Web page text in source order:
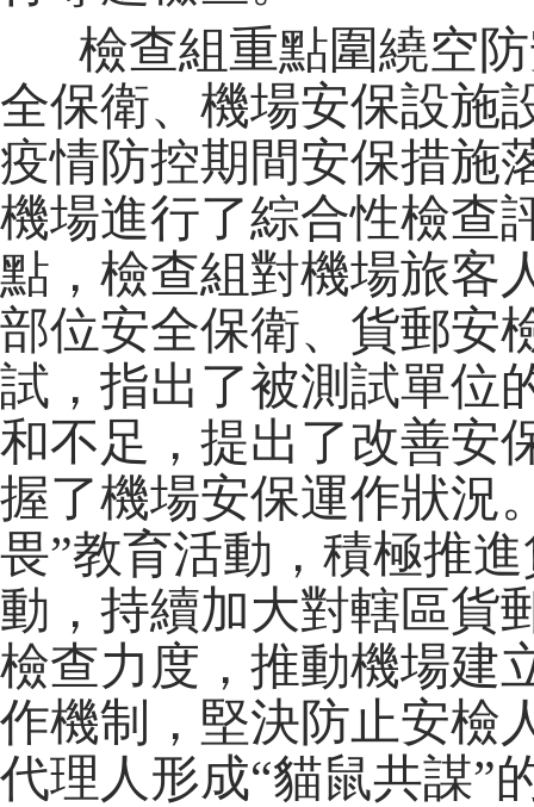
檢查組重點圍繞空
全保衛、機場安保設施
疫情防控期間安保措施
機場進行了綜合性檢查
點，檢查組對機場旅客
部位安全保衛、貨郵安
試， 指出了被測試單位
和不足，提出了改善安
握了機場安保運作狀況
畏”教育活動，積極推
動，持續加大對轄區貨
檢查力度，推動機場建
作機制，堅決防止安檢
代理人形成“貓鼠共謀”